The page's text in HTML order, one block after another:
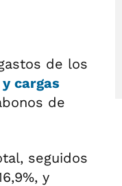
de los
cargas
de
seguidos
y